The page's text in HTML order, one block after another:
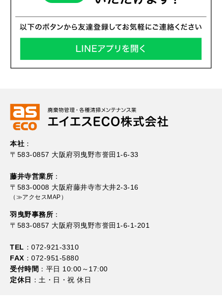
本社 ：
〒583-0857 大阪府羽曳野市誉田1-6-33
藤井寺営業所 ：
〒583-0008 大阪府藤井寺市大井2-3-16
（≫アクセスMAP）
羽曳野事務所 ：
〒583-0857 大阪府羽曳野市誉田1-6-1-201
TEL ：072-921-3310
FAX ：072-951-5880
受付時間 ：平日 10:00～17:00
定休日
：土・日・祝 休日